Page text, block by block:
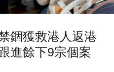
錮獲救港人返港
進餘下9宗個案